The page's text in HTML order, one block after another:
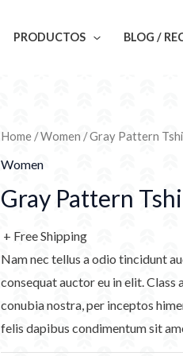
PRODUCTOS BLOG /
Home /Women / Gray Pattern
Women
Gray Pattern
+ Free Shipping
Nam nec tellus a odio tincidunt
consequat auctor eu in elit.
conubia nostra, per inceptos
felis dapibus condimentum sit